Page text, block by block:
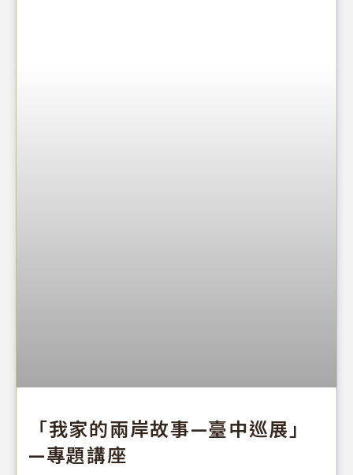
「我家的兩岸故事—臺中巡展」
—專題講座